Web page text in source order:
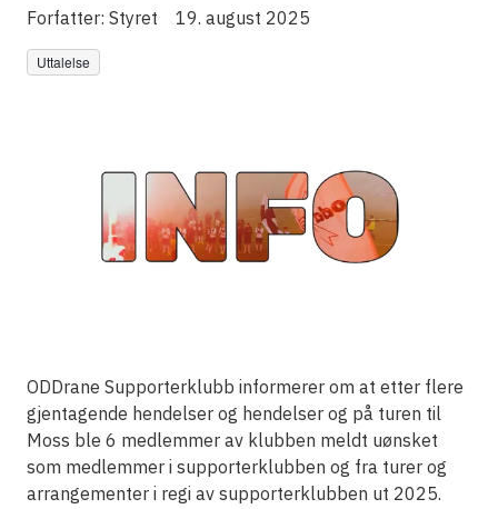
Forfatter: Styret 19. august 2025
Uttalelse
ODDrane Supporterklubb informerer om at etter flere
gjentagende hendelser og hendelser og på turen til
Moss ble 6 medlemmer av klubben meldt uønsket
som medlemmer i supporterklubben og fra turer og
arrangementer i regi av supporterklubben ut 2025.